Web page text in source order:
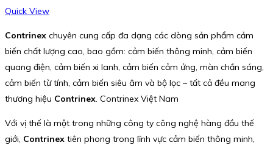
Quick View
Contrinex chuyên cung cấp đa dạng các dòng sản phẩm cảm
biến chất lượng cao, bao gồm: cảm biến thông minh, cảm biến
quang điện, cảm biến xi lanh, cảm biến cảm ứng, màn chắn sáng,
cảm biến từ tính, cảm biến siêu âm và bộ lọc – tất cả đều mang
thương hiệu Contrinex. Contrinex Việt Nam
Với vị thế là một trong những công ty công nghệ hàng đầu thế
giới, Contrinex tiên phong trong lĩnh vực cảm biến thông minh,